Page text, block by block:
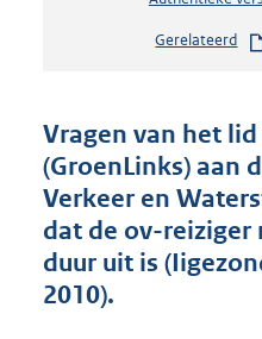
Gerelateerd
Vragen van het lid
(GroenLinks) aan
Verkeer en
dat de ov-reiziger
duur uit is
2010).